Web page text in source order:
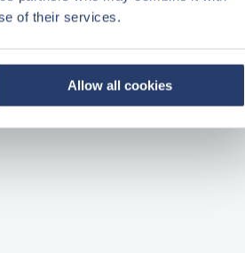
of their services.
Allow all cookies